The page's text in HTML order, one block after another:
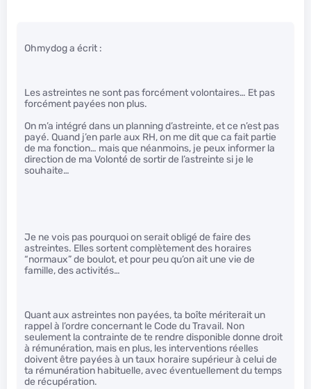
Ohmydog a écrit :
Les astreintes ne sont pas forcément volontaires… Et pas
forcément payées non plus.
On m’a intégré dans un planning d’astreinte, et ce n’est pas
payé. Quand j’en parle aux RH, on me dit que ca fait partie
de ma fonction… mais que néanmoins, je peux informer la
direction de ma Volonté de sortir de l’astreinte si je le
souhaite…
Je ne vois pas pourquoi on serait obligé de faire des
astreintes. Elles sortent complètement des horaires
“normaux” de boulot, et pour peu qu’on ait une vie de
famille, des activités…
Quant aux astreintes non payées, ta boîte mériterait un
rappel à l’ordre concernant le Code du Travail. Non
seulement la contrainte de te rendre disponible donne droit
à rémunération, mais en plus, les interventions réelles
doivent être payées à un taux horaire supérieur à celui de
ta rémunération habituelle, avec éventuellement du temps
de récupération.